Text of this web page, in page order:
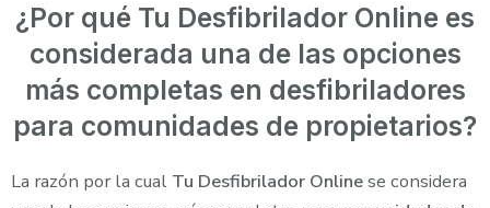
¿Por qué Tu Desfibrilador Online es
considerada una de las opciones
más completas en desfibriladores
para comunidades de propietarios?
La razón por la cual Tu Desfibrilador Onlinese considera